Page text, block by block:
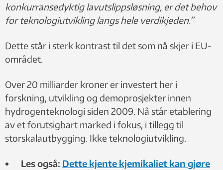
konkurransedyktig lavutslippsløsning, er det behov
for teknologiutvikling langs hele verdikjeden.”
Dette står i sterk kontrast til det som nå skjer i EU-
området.
Over 20 milliarder kroner er investert her i
forskning, utvikling og demoprosjekter innen
hydrogenteknologi siden 2009. Nå står etablering
av et forutsigbart marked i fokus, i tillegg til
storskalautbygging. Ikke teknologiutvikling.
Les også: Dette kjente kjemikaliet kan gjøre